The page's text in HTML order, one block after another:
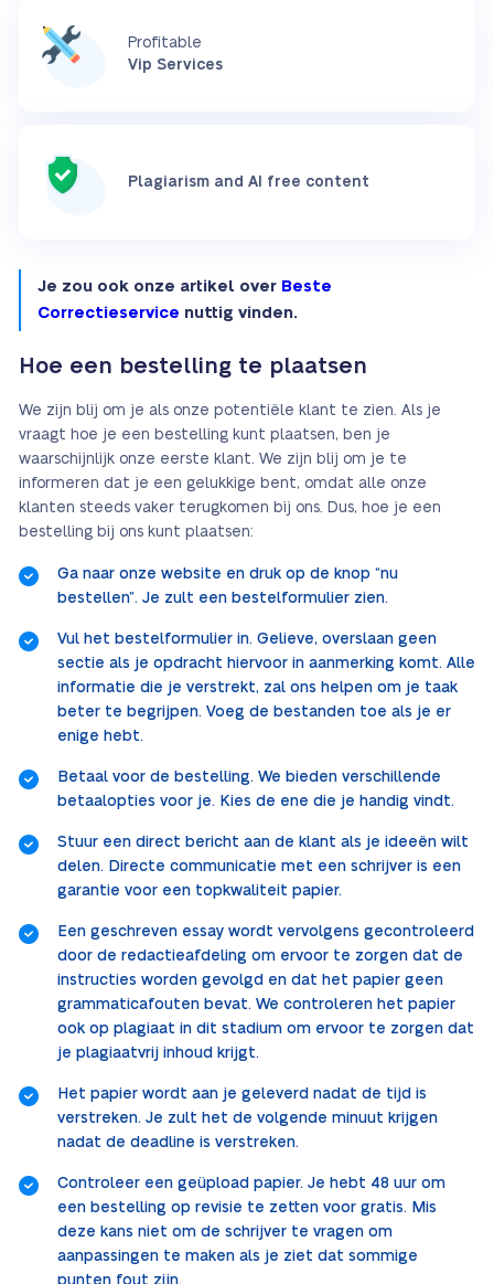
Profitable
Vip Services
Plagiarism and AI free content
Je zou ook onze artikel over Beste
Correctieservice nuttig vinden.
Hoe een bestelling te plaatsen
We zijn blij om je als onze potentiële klant te zien. Als je
vraagt hoe je een bestelling kunt plaatsen, ben je
waarschijnlijk onze eerste klant. We zijn blij om je te
informeren dat je een gelukkige bent, omdat alle onze
klanten steeds vaker terugkomen bij ons. Dus, hoe je een
bestelling bij ons kunt plaatsen:
Ga naar onze website en druk op de knop “nu
bestellen”. Je zult een bestelformulier zien.
Vul het bestelformulier in. Gelieve, overslaan geen
sectie als je opdracht hiervoor in aanmerking komt. Alle
informatie die je verstrekt, zal ons helpen om je taak
beter te begrijpen. Voeg de bestanden toe als je er
enige hebt.
Betaal voor de bestelling. We bieden verschillende
betaalopties voor je. Kies de ene die je handig vindt.
Stuur een direct bericht aan de klant als je ideeën wilt
delen. Directe communicatie met een schrijver is een
garantie voor een topkwaliteit papier.
Een geschreven essay wordt vervolgens gecontroleerd
door de redactieafdeling om ervoor te zorgen dat de
instructies worden gevolgd en dat het papier geen
grammaticafouten bevat. We controleren het papier
ook op plagiaat in dit stadium om ervoor te zorgen dat
je plagiaatvrij inhoud krijgt.
Het papier wordt aan je geleverd nadat de tijd is
verstreken. Je zult het de volgende minuut krijgen
nadat de deadline is verstreken.
Controleer een geüpload papier. Je hebt 48 uur om
een bestelling op revisie te zetten voor gratis. Mis
deze kans niet om de schrijver te vragen om
aanpassingen te maken als je ziet dat sommige
punten fout zijn.